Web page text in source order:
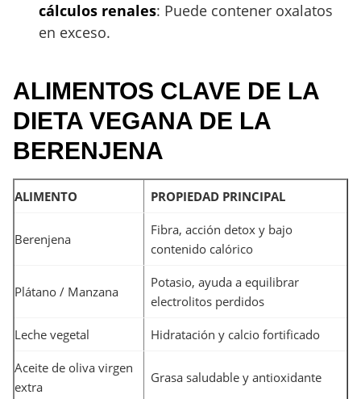
cálculos renales: Puede contener oxalatos
en exceso.
ALIMENTOS CLAVE DE LA
DIETA VEGANA DE LA
BERENJENA
ALIMENTO PROPIEDAD PRINCIPAL
Berenjena
Fibra, acción detox y bajo
contenido calórico
Plátano / Manzana
Potasio, ayuda a equilibrar
electrolitos perdidos
Leche vegetal Hidratación y calcio fortificado
Aceite de oliva virgen
extra
Grasa saludable y antioxidante